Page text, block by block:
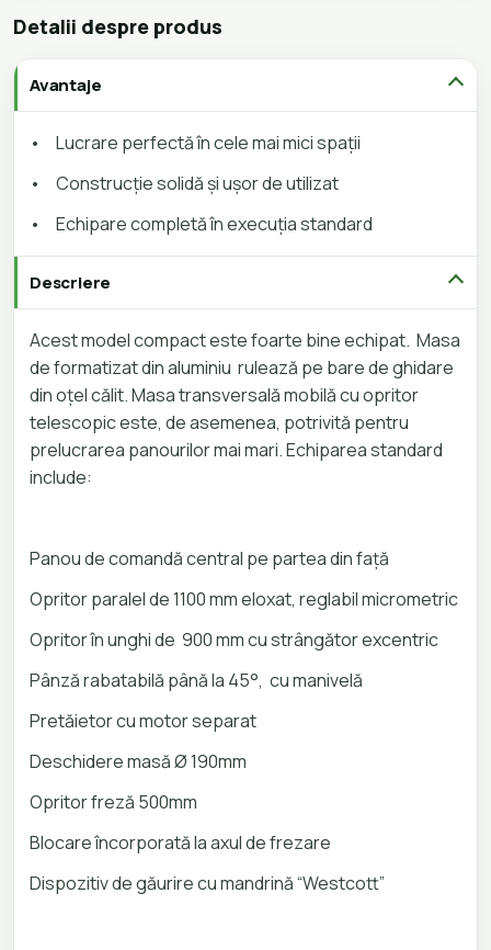
Detalii despre produs
Avantaje
•
Lucrare perfectă în cele mai mici spații
•
Construcție solidă și ușor de utilizat
•
Echipare completă în execuția standard
Descriere
Acest model compact este foarte bine echipat. Masa
de formatizat din aluminiu rulează pe bare de ghidare
din oțel călit. Masa transversală mobilă cu opritor
telescopic este, de asemenea, potrivită pentru
prelucrarea panourilor mai mari. Echiparea standard
include:
Panou de comandă central pe partea din față
Opritor paralel de 1100 mm eloxat, reglabil micrometric
Opritor în unghi de 900 mm cu strângător excentric
Pânză rabatabilă până la 45°, cu manivelă
Pretăietor cu motor separat
Deschidere masă Ø 190mm
Opritor freză 500mm
Blocare încorporată la axul de frezare
Dispozitiv de găurire cu mandrină “Westcott”